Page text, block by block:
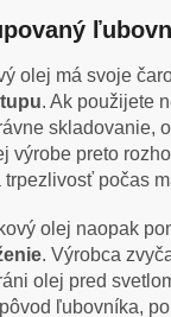
olej má svoje
. Ak použijete
skladovanie,
výrobe preto
počas
olej naopak
. Výrobca
olej pred
ľubovníka,